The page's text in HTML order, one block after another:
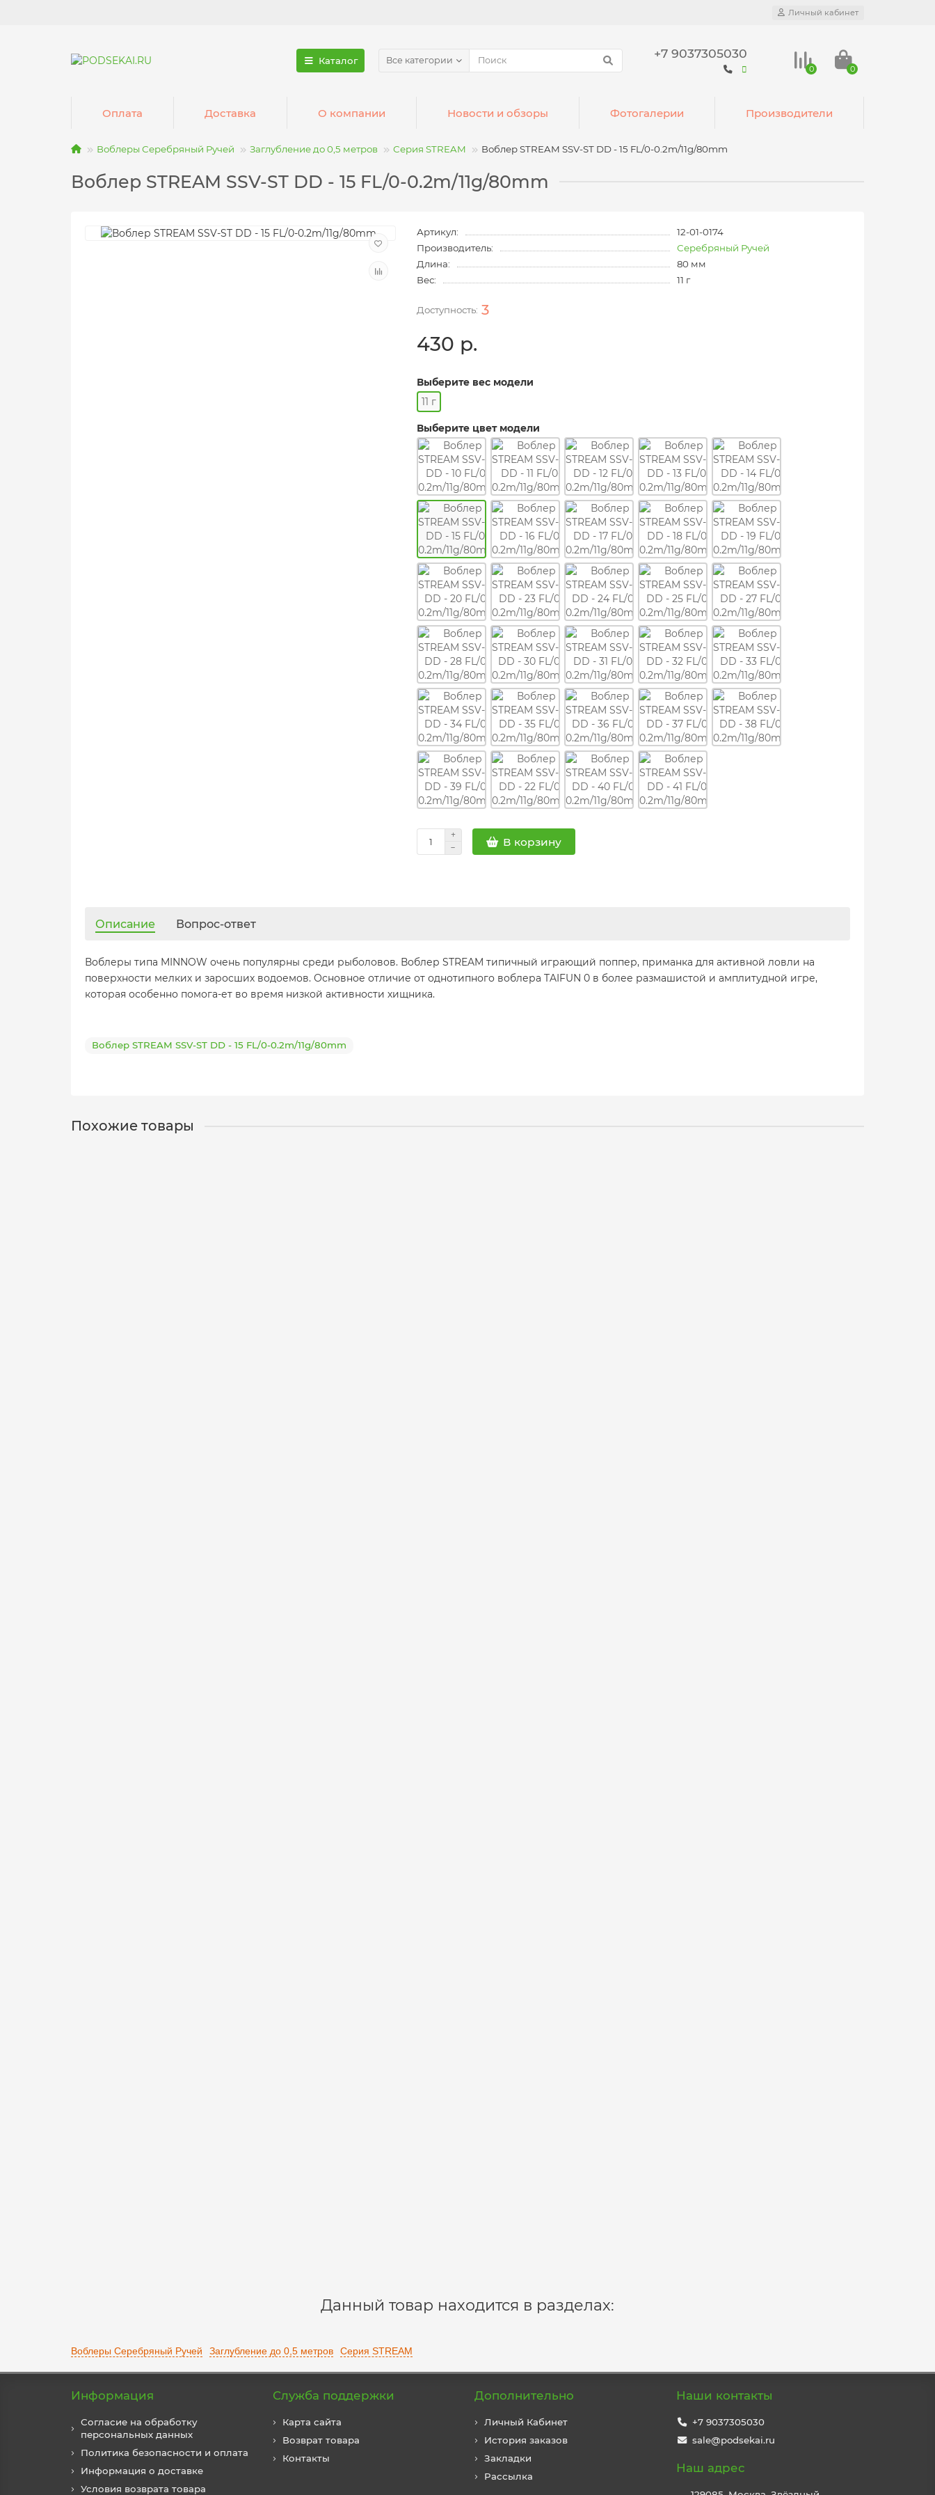
Личный кабинет
Каталог Все категории +7 9037305030
0 0
Оплата Доставка О компании Новости и обзоры Фотогалерии Производители
Воблеры Серебряный Ручей Заглубление до 0,5 метров Серия STREAM Воблер STREAM SSV-ST DD - 15 FL/0-0.2m/11g/80mm
Воблер STREAM SSV-ST DD - 15 FL/0-0.2m/11g/80mm
Артикул:
12-01-0174
Производитель:
Серебряный Ручей
Длина:
80 мм
Вес:
11 г
3
430 р.
Выберите вес модели
11 г
Выберите цвет модели
В корзину
Описание Вопрос-ответ
Воблеры типа MINNOW очень популярны среди рыболовов. Воблер STREAM типичный играющий поппер, приманка для активной ловли на
поверхности мелких и заросших водоемов. Основное отличие от однотипного воблера TAIFUN 0 в более размашистой и амплитудной игре,
которая особенно помога-ет во время низкой активности хищника.
Воблер STREAM SSV-ST DD - 15 FL/0-0.2m/11g/80mm
Похожие товары
Данный товар находится в разделах:
Воблеры Серебряный Ручей Заглубление до 0,5 метров Серия STREAM
Информация
Согласие на обработку
персональных данных
Политика безопасности и оплата
Информация о доставке
Условия возврата товара
Служба поддержки
Карта сайта
Возврат товара
Контакты
Дополнительно
Личный Кабинет
История заказов
Закладки
Рассылка
Наши контакты
+7 9037305030
sale@podsekai.ru
Наш адрес